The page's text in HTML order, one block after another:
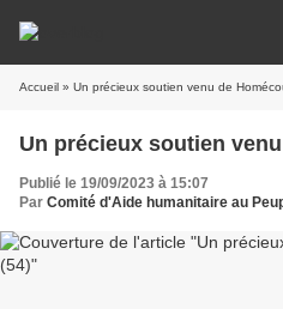
Accueil » Un précieux soutien venu de
Un précieux soutien
Publié le 19/09/2023 à 15:07
Par Comité d'Aide humanitaire au